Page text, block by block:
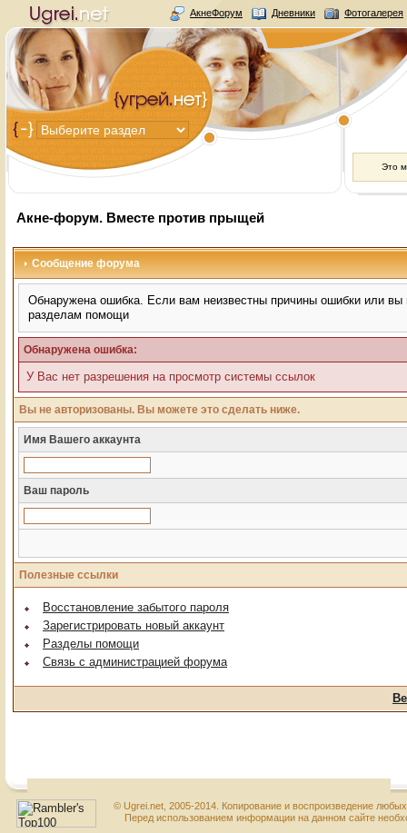
АкнеФорум Дневники Фотогалерея
Это
Акне-форум. Вместе против прыщей
Сообщение форума
Обнаружена ошибка. Если вам неизвестны причины ошибки или вы
разделам помощи
Обнаружена ошибка:
У Вас нет разрешения на просмотр системы ссылок
Вы не авторизованы. Вы можете это сделать ниже.
Имя Вашего аккаунта
Ваш пароль
Полезные ссылки
Восстановление забытого пароля
Зарегистрировать новый аккаунт
Разделы помощи
Связь с администрацией форума
© Ugrei.net, 2005-2014. Копирование и воспроизведение
Перед использованием информации на данном сайте